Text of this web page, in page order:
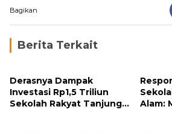
Bagikan
Berita Terkait
Derasnya Dampak
Investasi Rp1,5 Triliun
Sekolah Rakyat Tanjung
Alam: